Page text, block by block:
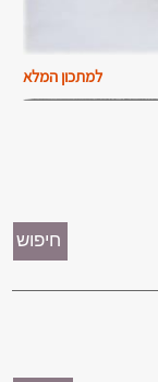
למתכון המלא